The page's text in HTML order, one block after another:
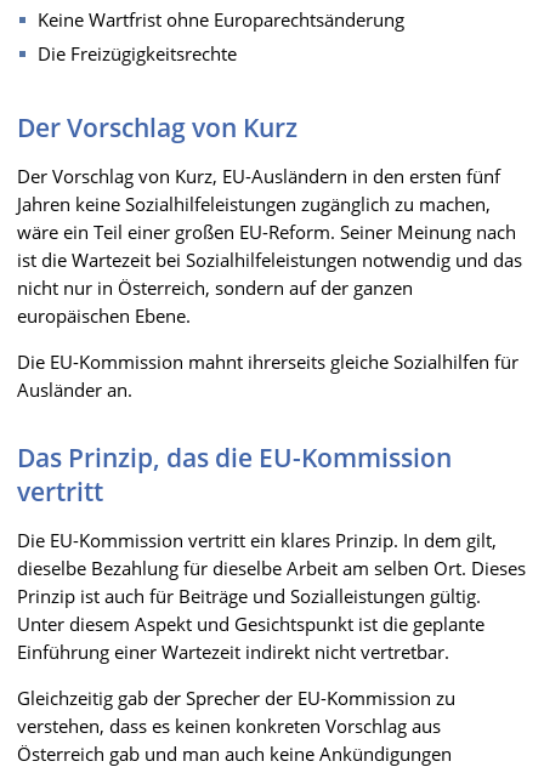
Keine Wartfrist ohne Europarechtsänderung
Die Freizügigkeitsrechte
Der Vorschlag von Kurz
Der Vorschlag von Kurz, EU-Ausländern in den ersten fünf
Jahren keine Sozialhilfeleistungen zugänglich zu machen,
wäre ein Teil einer großen EU-Reform. Seiner Meinung nach
ist die Wartezeit bei Sozialhilfeleistungen notwendig und das
nicht nur in Österreich, sondern auf der ganzen
europäischen Ebene.
Die EU-Kommission mahnt ihrerseits gleiche Sozialhilfen für
Ausländer an.
Das Prinzip, das die EU-Kommission
vertritt
Die EU-Kommission vertritt ein klares Prinzip. In dem gilt,
dieselbe Bezahlung für dieselbe Arbeit am selben Ort. Dieses
Prinzip ist auch für Beiträge und Sozialleistungen gültig.
Unter diesem Aspekt und Gesichtspunkt ist die geplante
Einführung einer Wartezeit indirekt nicht vertretbar.
Gleichzeitig gab der Sprecher der EU-Kommission zu
verstehen, dass es keinen konkreten Vorschlag aus
Österreich gab und man auch keine Ankündigungen